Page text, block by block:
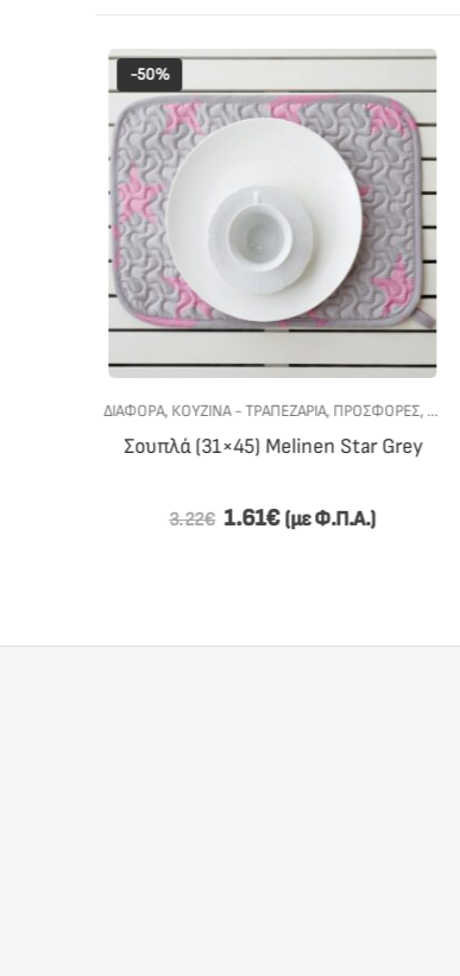
-50%
ΔΙΆΦΟΡΑ,ΚΟΥΖΙΝΑ - ΤΡΑΠΕΖΑΡΙΑ,ΠΡΟΣΦΟΡΕΣ,
Σουπλά (31×45) Melinen Star Grey
3.22€ 1.61€(με Φ.Π.Α.)